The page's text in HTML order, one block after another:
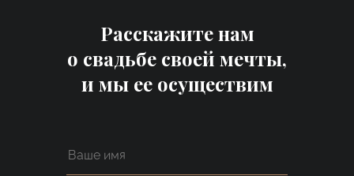
Расскажите нам
о свадьбе своей мечты,
и мы ее осуществим